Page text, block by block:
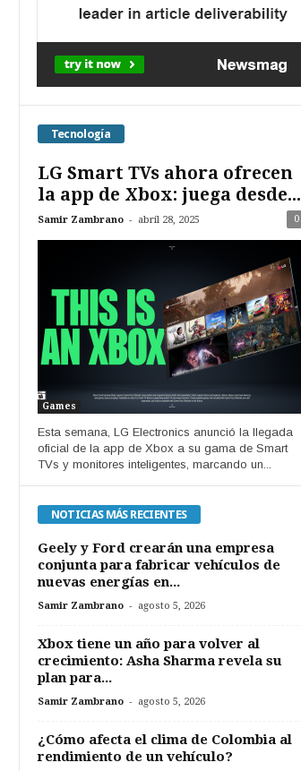
Tecnología
LG Smart TVs ahora ofrecen
la app de Xbox: juega desde...
Samir Zambrano - abril 28, 2025 0
Games
Esta semana, LG Electronics anunció la llegada
oficial de la app de Xbox a su gama de Smart
TVs y monitores inteligentes, marcando un...
NOTICIAS MÁS RECIENTES
Geely y Ford crearán una empresa
conjunta para fabricar vehículos de
nuevas energías en...
Samir Zambrano - agosto 5, 2026
Xbox tiene un año para volver al
crecimiento: Asha Sharma revela su
plan para...
Samir Zambrano - agosto 5, 2026
¿Cómo afecta el clima de Colombia al
rendimiento de un vehículo?